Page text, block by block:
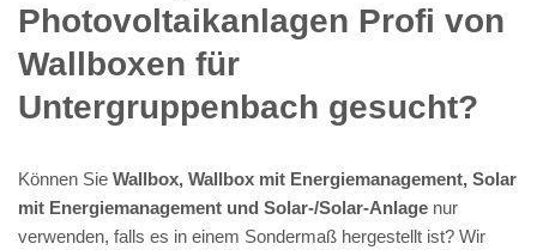
Photovoltaikanlagen Profi von
Wallboxen für
Untergruppenbach gesucht?
Können Sie Wallbox, Wallbox mit Energiemanagement, Solar
mit Energiemanagement und Solar-/Solar-Anlage nur
verwenden, falls es in einem Sondermaß hergestellt ist? Wir